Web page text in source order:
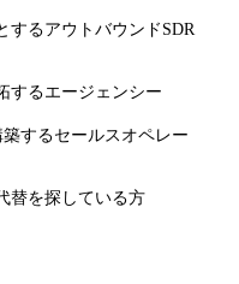
するアウトバウンドSDR
するエージェンシー
するセールスオペレー
替を探している方